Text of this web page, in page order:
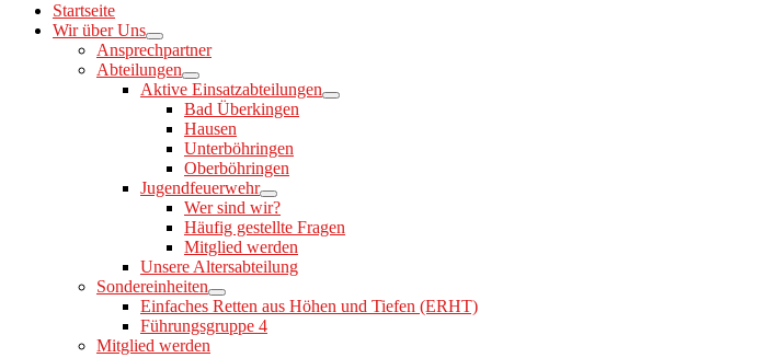
Startseite
Wir über Uns
Ansprechpartner
Abteilungen
Aktive Einsatzabteilungen
Bad Überkingen
Hausen
Unterböhringen
Oberböhringen
Jugendfeuerwehr
Wer sind wir?
Häufig gestellte Fragen
Mitglied werden
Unsere Altersabteilung
Sondereinheiten
Einfaches Retten aus Höhen und Tiefen (ERHT)
Führungsgruppe 4
Mitglied werden